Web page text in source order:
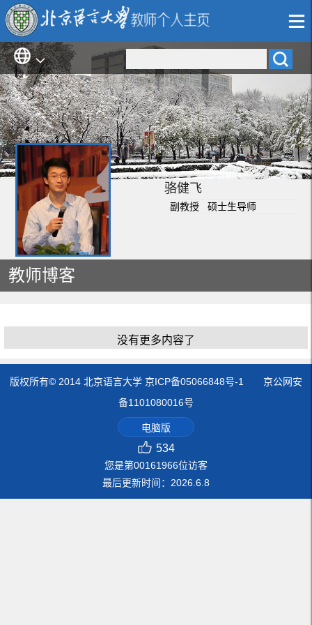
骆健飞
副教授 硕士生导师
教师博客
没有更多内容了
版权所有© 2014 北京语言大学 京ICP备05066848号-1 京公网安
备1101080016号
电脑版
534
您是第00161966位访客
最后更新时间： 2026 6 8